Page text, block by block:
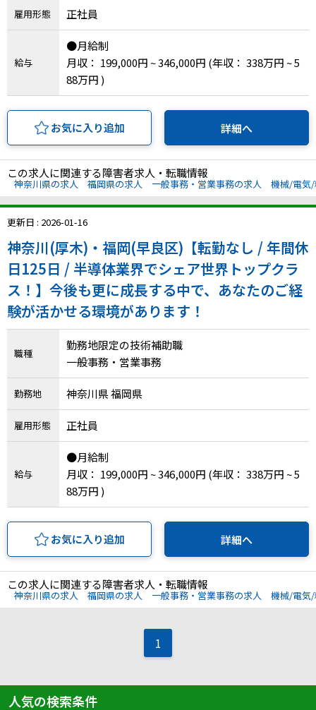
雇用形態 正社員
給与
●月給制
月収： 199,000円 ~ 346,000円 (年収： 338万円 ~ 5
88万円 )
お気に入り追加 詳細へ
この求人に関連する障害者求人・転職情報
神奈川県の求人 福岡県の求人 一般事務・営業事務の求人 機械/電気
更新日 : 2026-01-16
神奈川(厚木)・福岡(早良区)【転勤なし / 年間休
日125日 / 半導体業界でシェア世界トップクラ
ス！】今後も更に成長する中で、あなたのご経
験が活かせる環境があります！
職種
勤務地限定の技術補助職
一般事務・営業事務
勤務地 神奈川県 福岡県
雇用形態 正社員
給与
●月給制
月収： 199,000円 ~ 346,000円 (年収： 338万円 ~ 5
88万円 )
お気に入り追加 詳細へ
この求人に関連する障害者求人・転職情報
神奈川県の求人 福岡県の求人 一般事務・営業事務の求人 機械/電気
1
人気の検索条件